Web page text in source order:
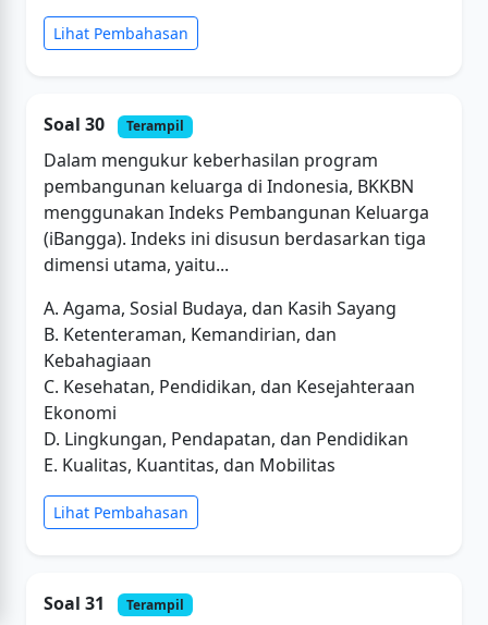
Lihat Pembahasan
Soal 30 Terampil
Dalam mengukur keberhasilan program
pembangunan keluarga di Indonesia, BKKBN
menggunakan Indeks Pembangunan Keluarga
(iBangga). Indeks ini disusun berdasarkan tiga
dimensi utama, yaitu...
A. Agama, Sosial Budaya, dan Kasih Sayang
B. Ketenteraman, Kemandirian, dan
Kebahagiaan
C. Kesehatan, Pendidikan, dan Kesejahteraan
Ekonomi
D. Lingkungan, Pendapatan, dan Pendidikan
E. Kualitas, Kuantitas, dan Mobilitas
Lihat Pembahasan
Soal 31 Terampil